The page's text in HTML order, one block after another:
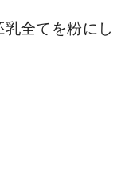
乳全てを粉にし